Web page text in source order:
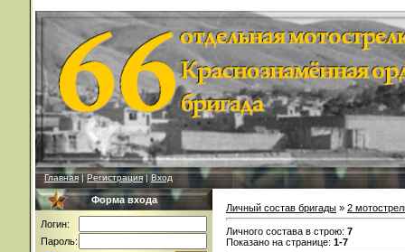
Главная|Регистрация|Вход
Форма входа
Логин:
Пароль:
Личный состав бригады » 2
Личного состава в строю: 7
Показано на странице: 1-7